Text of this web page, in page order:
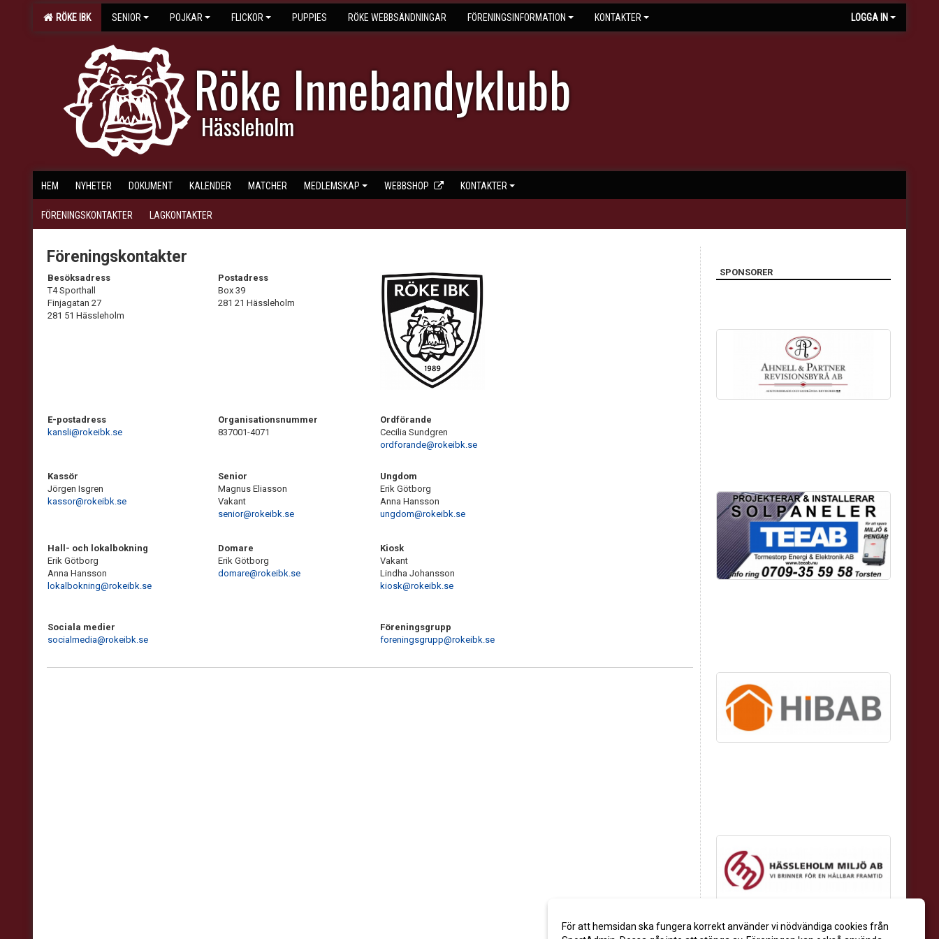
RÖKE IBK SENIOR POJKAR FLICKOR PUPPIES RÖKE WEBBSÄNDNINGAR FÖRENINGSINFORMATION KONTAKTER LOGGA IN
Röke Innebandyklubb
Hässleholm
HEM NYHETER DOKUMENT KALENDER MATCHER MEDLEMSKAP WEBBSHOP KONTAKTER
FÖRENINGSKONTAKTER LAGKONTAKTER
Föreningskontakter
Besöksadress
T4 Sporthall
Finjagatan 27
281 51 Hässleholm
Postadress
Box 39
281 21 Hässleholm
E-postadress
kansli@rokeibk.se
Organisationsnummer
837001-4071
Ordförande
Cecilia Sundgren
ordforande@rokeibk.se
Kassör
Jörgen Isgren
kassor@rokeibk.se
Senior
Magnus Eliasson
Vakant
senior@rokeibk.se
Ungdom
Erik Götborg
Anna Hansson
ungdom@rokeibk.se
Hall- och lokalbokning
Erik Götborg
Anna Hansson
lokalbokning@rokeibk.se
Domare
Erik Götborg
domare@rokeibk.se
Kiosk
Vakant
Lindha Johansson
kiosk@rokeibk.se
Sociala medier
socialmedia@rokeibk.se
Föreningsgrupp
foreningsgrupp@rokeibk.se
SPONSORER
För att hemsidan ska fungera korrekt använder vi nödvändiga cookies från